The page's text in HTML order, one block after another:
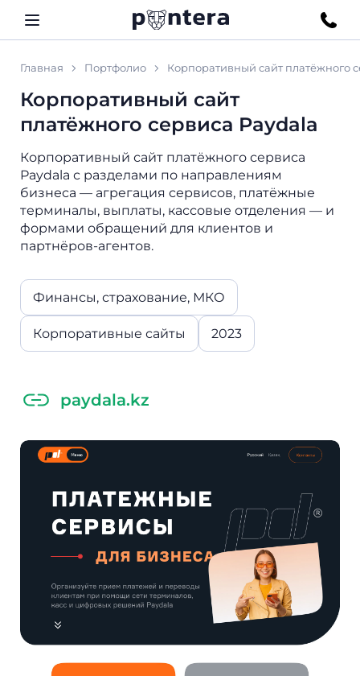
Главная Портфолио Корпоративный сайт платёжного
Корпоративный сайт
платёжного сервиса Paydala
Корпоративный сайт платёжного сервиса
Paydala с разделами по направлениям
бизнеса — агрегация сервисов, платёжные
терминалы, выплаты, кассовые отделения — и
формами обращений для клиентов и
партнёров-агентов.
Финансы, страхование, МКО
Корпоративные сайты 2023
paydala.kz